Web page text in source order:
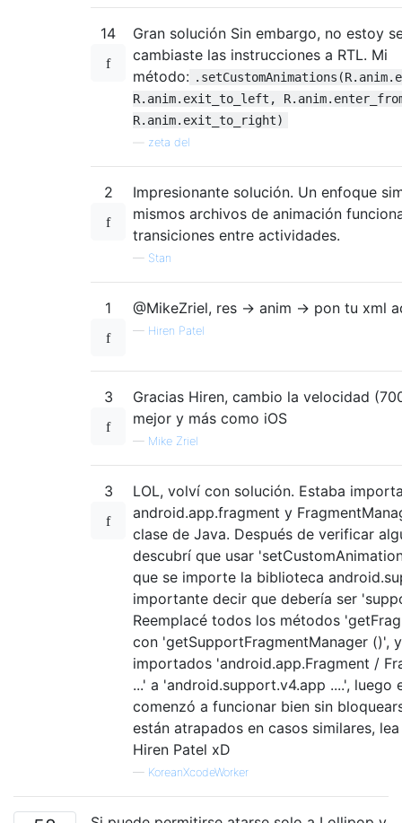
14
Gran solución Sin embargo, no estoy
cambiaste las instrucciones a RTL. Mi
método:
R.anim.exit_to_left,
R.anim.exit_to_right)
zeta del
2
Impresionante solución. Un enfoque
mismos archivos de animación
transiciones entre actividades.
— Stan
1 @MikeZriel, res -> anim -> pon tu xml
— Hiren Patel
3
Gracias Hiren, cambio la velocidad
mejor y más como iOS
— Mike Zriel
3
LOL, volví con solución. Estaba
android.app.fragment y
clase de Java. Después de verificar
descubrí que usar
que se importe la biblioteca
importante decir que debería ser
Reemplacé todos los métodos
con 'getSupportFragmentManager ()',
importados 'android.app.Fragment /
...' a 'android.support.v4.app ....', luego
comenzó a funcionar bien sin
están atrapados en casos similares,
Hiren Patel xD
— KoreanXcodeWorker